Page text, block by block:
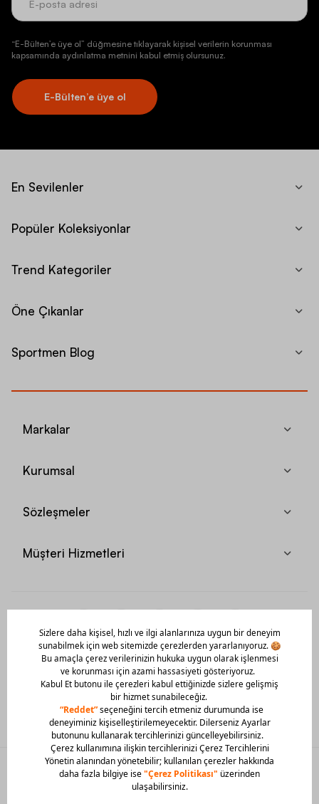
“E-Bülten’e üye ol” düğmesine tıklayarak kişisel verilerin korunması
kapsamında aydınlatma metnini kabul etmiş olursunuz.
E-Bülten’e üye ol
En Sevilenler
Popüler Koleksiyonlar
Trend Kategoriler
Öne Çıkanlar
Sportmen Blog
Markalar
Kurumsal
Sözleşmeler
Müşteri Hizmetleri
Mobil Uygulamamızı Hemen İndir!